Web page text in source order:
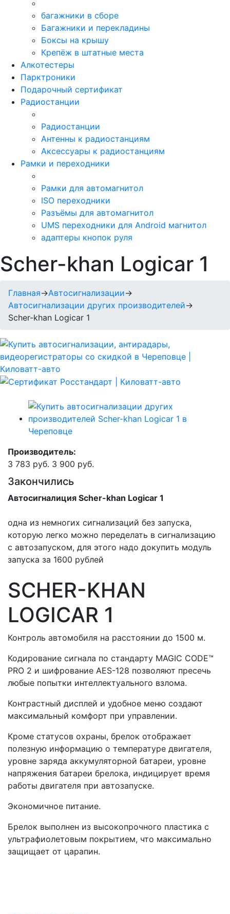
багажники в сборе
Багажники и перекладины
Боксы на крышу
Крепёж в штатные места
Алкотестеры
Парктроники
Подарочный сертификат
Радиостанции
Радиостанции
Антенны к радиостанциям
Аксессуары к радиостанциям
Рамки и переходники
Рамки для автомагнитол
ISO переходники
Разъёмы для автомагнитол
UMS переходники для Android магнитол
адаптеры кнопок руля
Scher-khan Logicar 1
Главная→Автосигнализации→
Автосигнализации других производителей→
Scher-khan Logicar 1
Производитель:
3 783 руб. 3 900 руб.
Закончились
Автосигналиция Scher-khan Logicar 1
одна из немногих сигнализаций без запуска,
которую легко можно переделать в сигнализацию
с автозапуском, для этого надо докупить модуль
запуска за 1600 рублей
SCHER-KHAN
LOGICAR 1
Контроль автомобиля на расстоянии до 1500 м.
Кодирование сигнала по стандарту MAGIC CODE™
PRO 2 и шифрование AES-128 позволяют пресечь
любые попытки интеллектуального взлома.
Контрастный дисплей и удобное меню создают
максимальный комфорт при управлении.
Кроме статусов охраны, брелок отображает
полезную информацию о температуре двигателя,
уровне заряда аккумуляторной батареи, уровне
напряжения батареи брелока, индицирует время
работы двигателя при автозапуске.
Экономичное питание.
Брелок выполнен из высокопрочного пластика с
ультрафиолетовым покрытием, что максимально
защищает от царапин.